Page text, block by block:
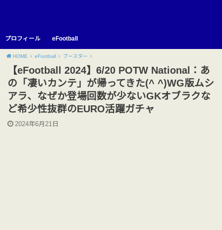
プロフィール eFootball
HOME eFootball ブースター
【eFootball 2024】6/20 POTW National：あ
の「凄いカンテ」が帰ってきた(^ ^)WG版ムシ
アラ、なぜか登場回数が少ないGKオブラクな
ど希少性抜群のEURO活躍ガチャ
2024年6月21日